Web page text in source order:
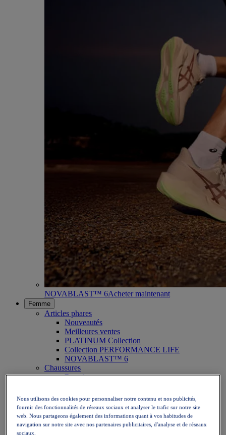
NOVABLAST™ 6Acheter maintenant
Femme
Articles phares
Nouveautés
Meilleures ventes
PLATINUM Collection
Collection PERFORMANCE LIFE
NOVABLAST™ 6
Chaussures
Running
Tennis
Volleyball
Handball
Padel
Nous utilisons des cookies pour personnaliser notre contenu et nos publicités,
fournir des fonctionnalités de réseaux sociaux et analyser le trafic sur notre site
web. Nous partageons également des informations quant à vos habitudes de
navigation sur notre site avec nos partenaires publicitaires, d'analyse et de réseaux
sociaux.